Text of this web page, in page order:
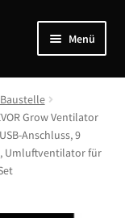
Menü
öffnen
Baustelle
Grow Ventilator
Anschluss, 9
Umluftventilator für